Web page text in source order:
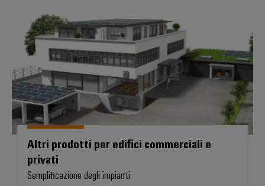
Altri prodotti per edifici commerciali e
privati
Semplificazione degli impianti